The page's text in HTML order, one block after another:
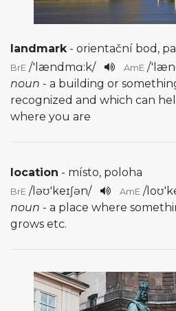
landmark- orientační bod,
BrE /'lændmɑ:k/ AmE /
noun - a building or
recognized and which can
where you are
location - místo, poloha
BrE /ləʊ'keɪʃən/ AmE /
noun - a place where
grows etc.